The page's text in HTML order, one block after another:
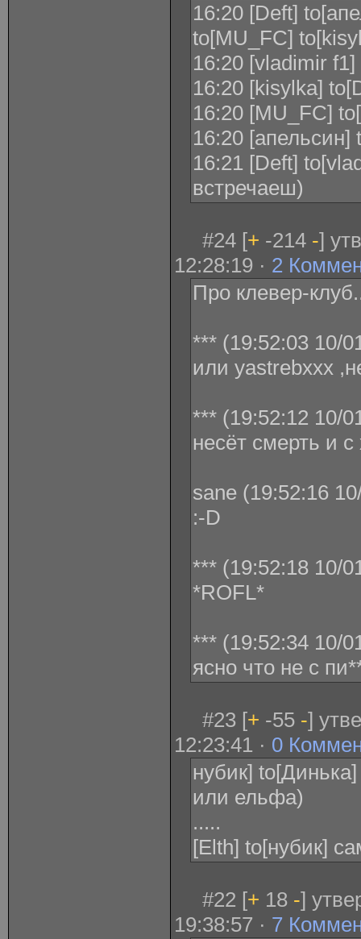
16:20 [Deft]
to[MU_FC]
16:20 [vladimir
16:20 [kisylka]
16:20 [MU_FC]
16:20 [апельсин]
16:21 [Deft]
встречаеш)
#24 [+ -214 -]
12:28:19 · 2
Про клевер-
*** (19:52:03 10/
или yastrebxxx
*** (19:52:12 10/
несёт смерть и с
sane (19:52:16
:-D
*** (19:52:18 10/
*ROFL*
*** (19:52:34 10/
ясно что не с
#23 [+ -55 -]
12:23:41 · 0
нубик]
или ельфа)
.....
[Elth] to[нубик]
#22 [+ 18 -]
19:38:57 · 7